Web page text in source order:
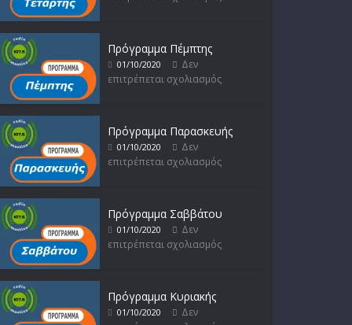
Πρόγραμμα Πέμπτης
01/10/2020
Δεν
επιτρέπεται σχολιασμός
Πρόγραμμα Παρασκευής
01/10/2020
Δεν
επιτρέπεται σχολιασμός
Πρόγραμμα Σαββάτου
01/10/2020
Δεν
επιτρέπεται σχολιασμός
Πρόγραμμα Κυριακής
01/10/2020
Δεν